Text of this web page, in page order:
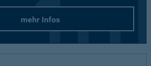
mehr Infos